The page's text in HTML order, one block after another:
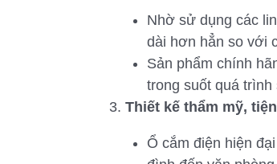
Nhờ sử dụng các
dài hơn hẳn so với
Sản phẩm chính
trong suốt quá trình
Thiết kế thẩm mỹ,
Ổ cắm điện hiện